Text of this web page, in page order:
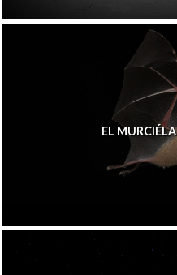
EL